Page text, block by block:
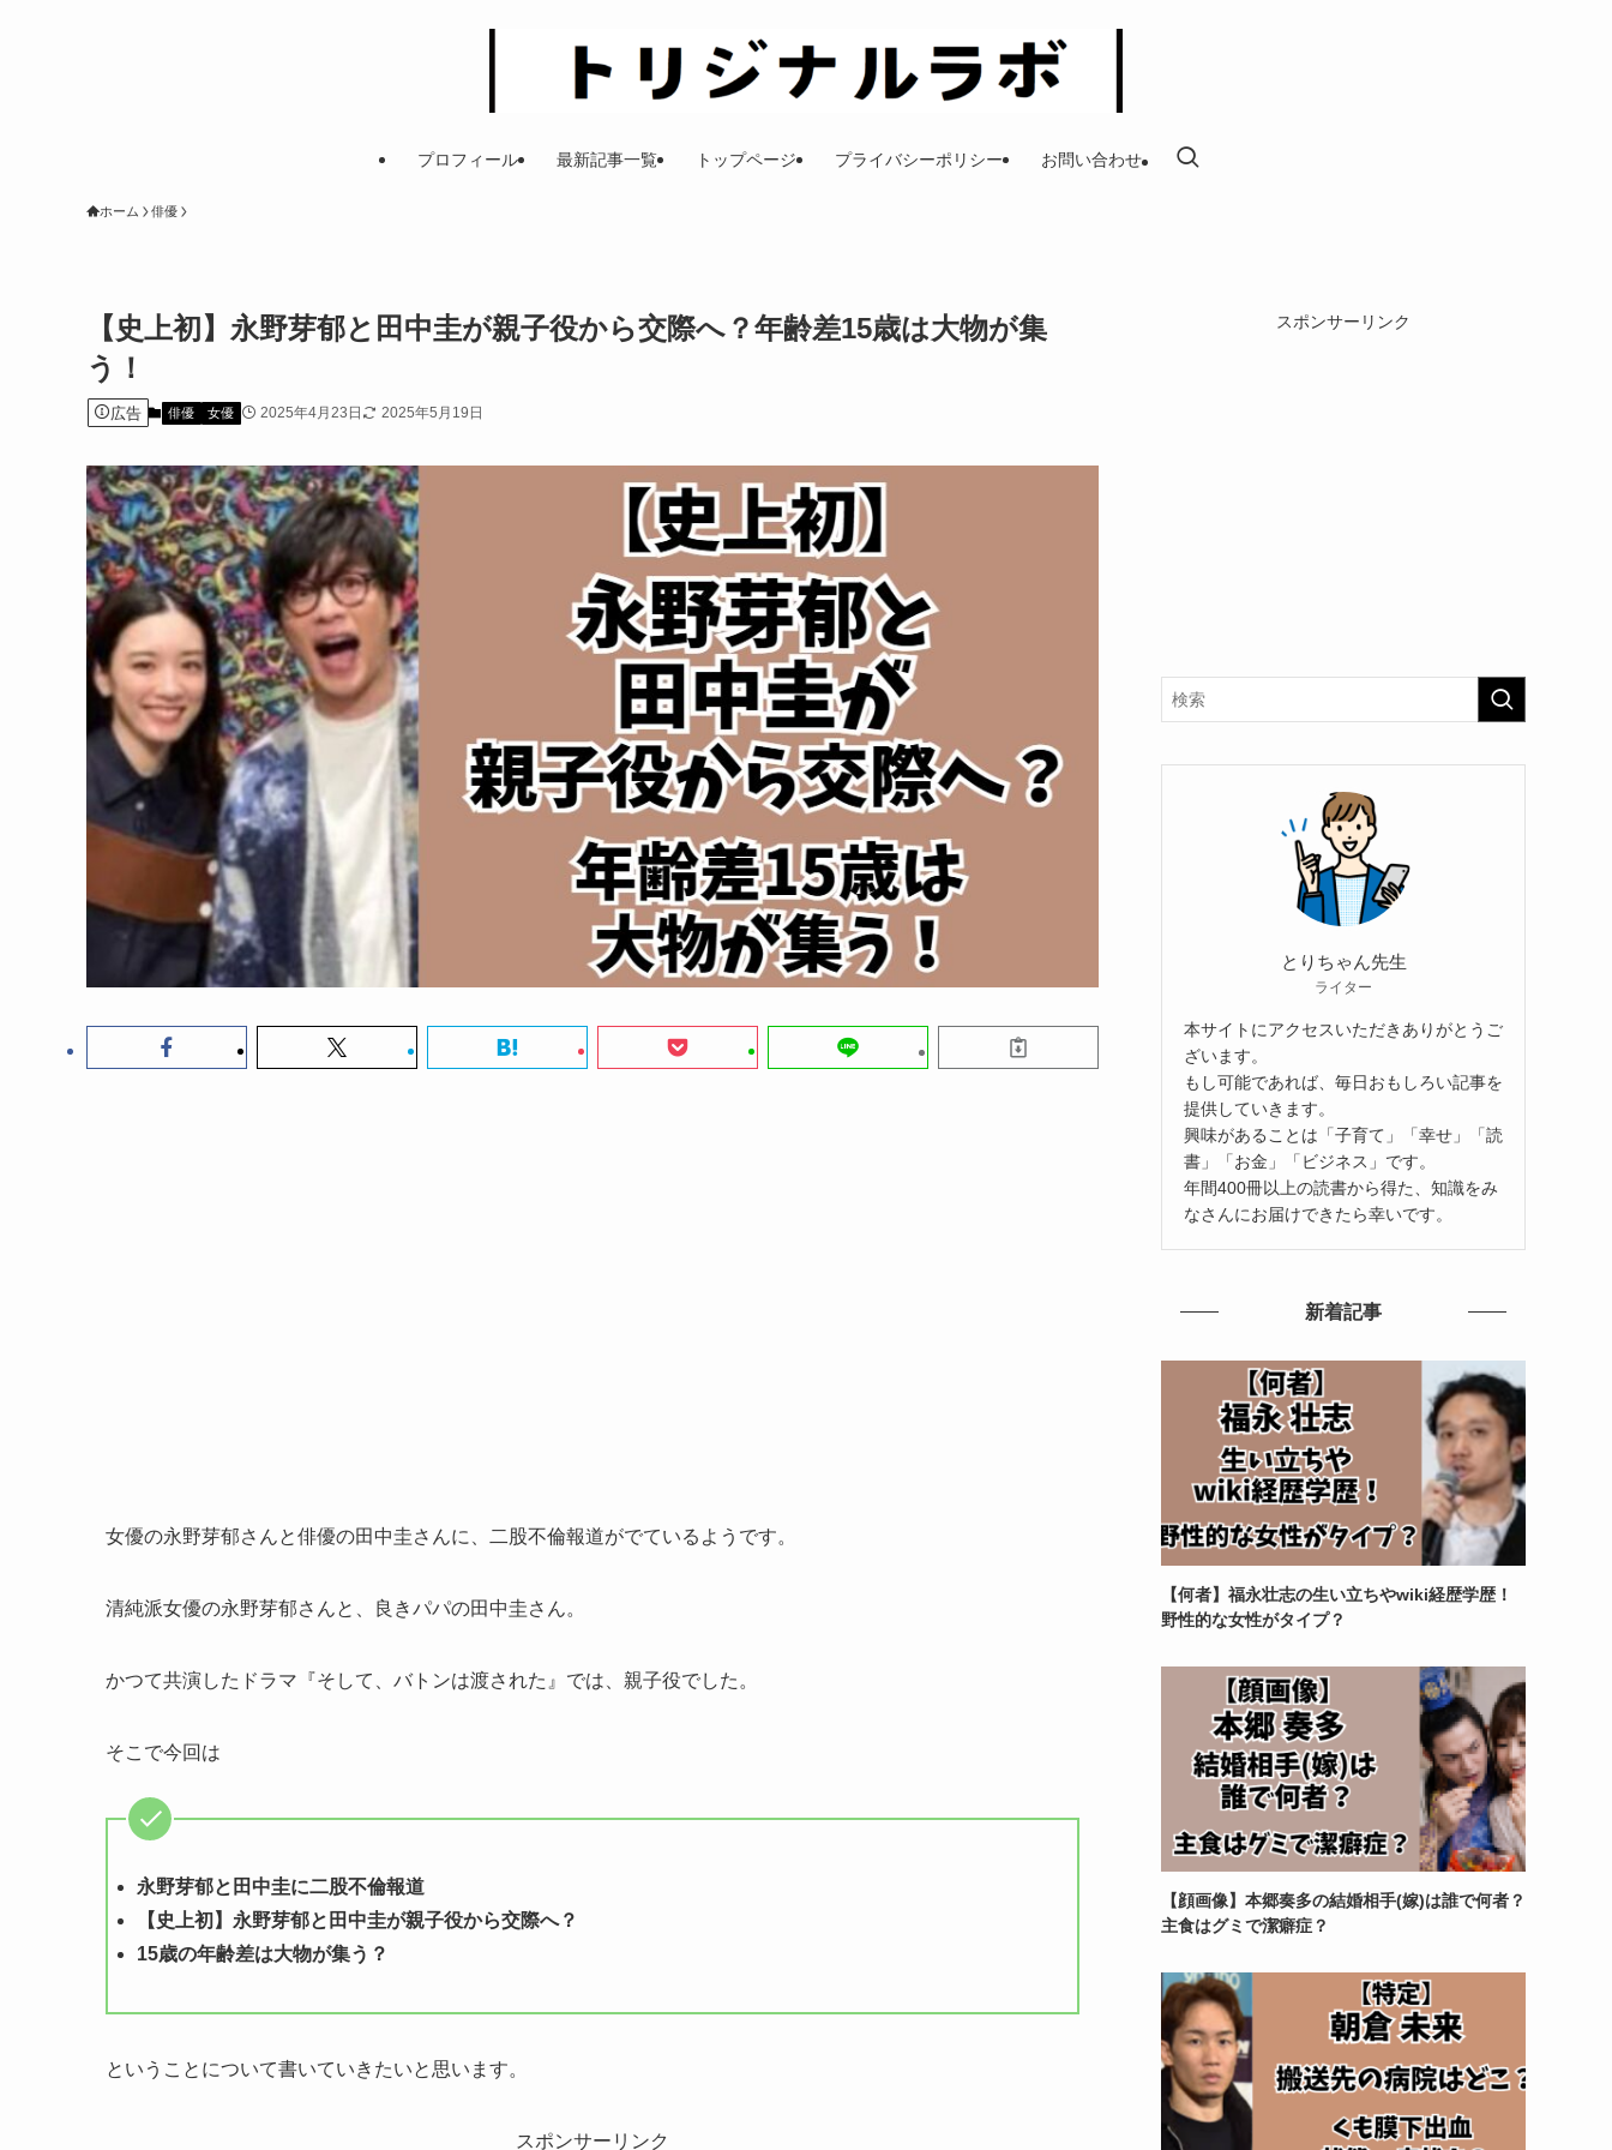
プロフィール 最新記事一覧 トップページ プライバシーポリシー お問い合わせ
ホーム 俳優
【史上初】永野芽郁と田中圭が親子役から交際へ？年齢差15歳は大物が集
う！
広告 俳優 女優 2025年4月23日 2025年5月19日
女優の永野芽郁さんと俳優の田中圭さんに、二股不倫報道がでているようです。
清純派女優の永野芽郁さんと、良きパパの田中圭さん。
かつて共演したドラマ『そして、バトンは渡された』では、親子役でした。
そこで今回は
永野芽郁と田中圭に二股不倫報道
【史上初】永野芽郁と田中圭が親子役から交際へ？
15歳の年齢差は大物が集う？
ということについて書いていきたいと思います。
スポンサーリンク
スポンサーリンク
とりちゃん先生
ライター
本サイトにアクセスいただきありがとうご
ざいます。
もし可能であれば、毎日おもしろい記事を
提供していきます。
興味があることは「子育て」「幸せ」「読
書」「お金」「ビジネス」です。
年間400冊以上の読書から得た、知識をみ
なさんにお届けできたら幸いです。
新着記事
【何者】福永壮志の生い立ちやwiki経歴学歴！
野性的な女性がタイプ？
【顔画像】本郷奏多の結婚相手(嫁)は誰で何者？
主食はグミで潔癖症？